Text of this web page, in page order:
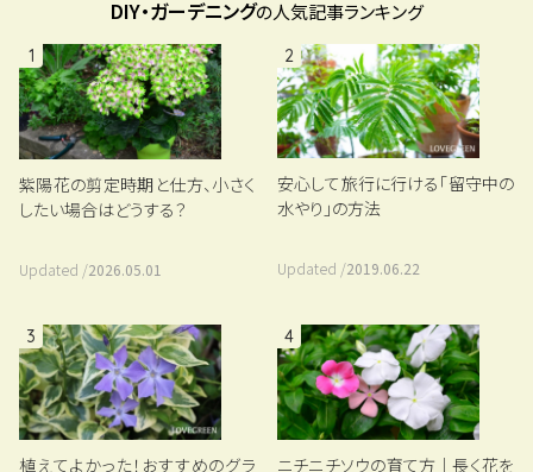
DIY・ガーデニングの人気記事ランキング
1
紫陽花の剪定時期と仕方、小さく
したい場合はどうする？
Updated /2026.05.01
2
安心して旅行に行ける「留守中の
水やり」の方法
Updated /2019.06.22
3
植えてよかった！おすすめのグラ
4
ニチニチソウの育て方｜長く花を